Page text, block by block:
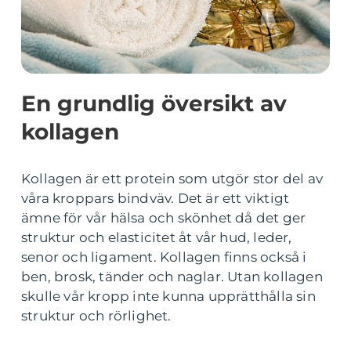
En grundlig översikt av
kollagen
Kollagen är ett protein som utgör stor del av
våra kroppars bindväv. Det är ett viktigt
ämne för vår hälsa och skönhet då det ger
struktur och elasticitet åt vår hud, leder,
senor och ligament. Kollagen finns också i
ben, brosk, tänder och naglar. Utan kollagen
skulle vår kropp inte kunna upprätthålla sin
struktur och rörlighet.